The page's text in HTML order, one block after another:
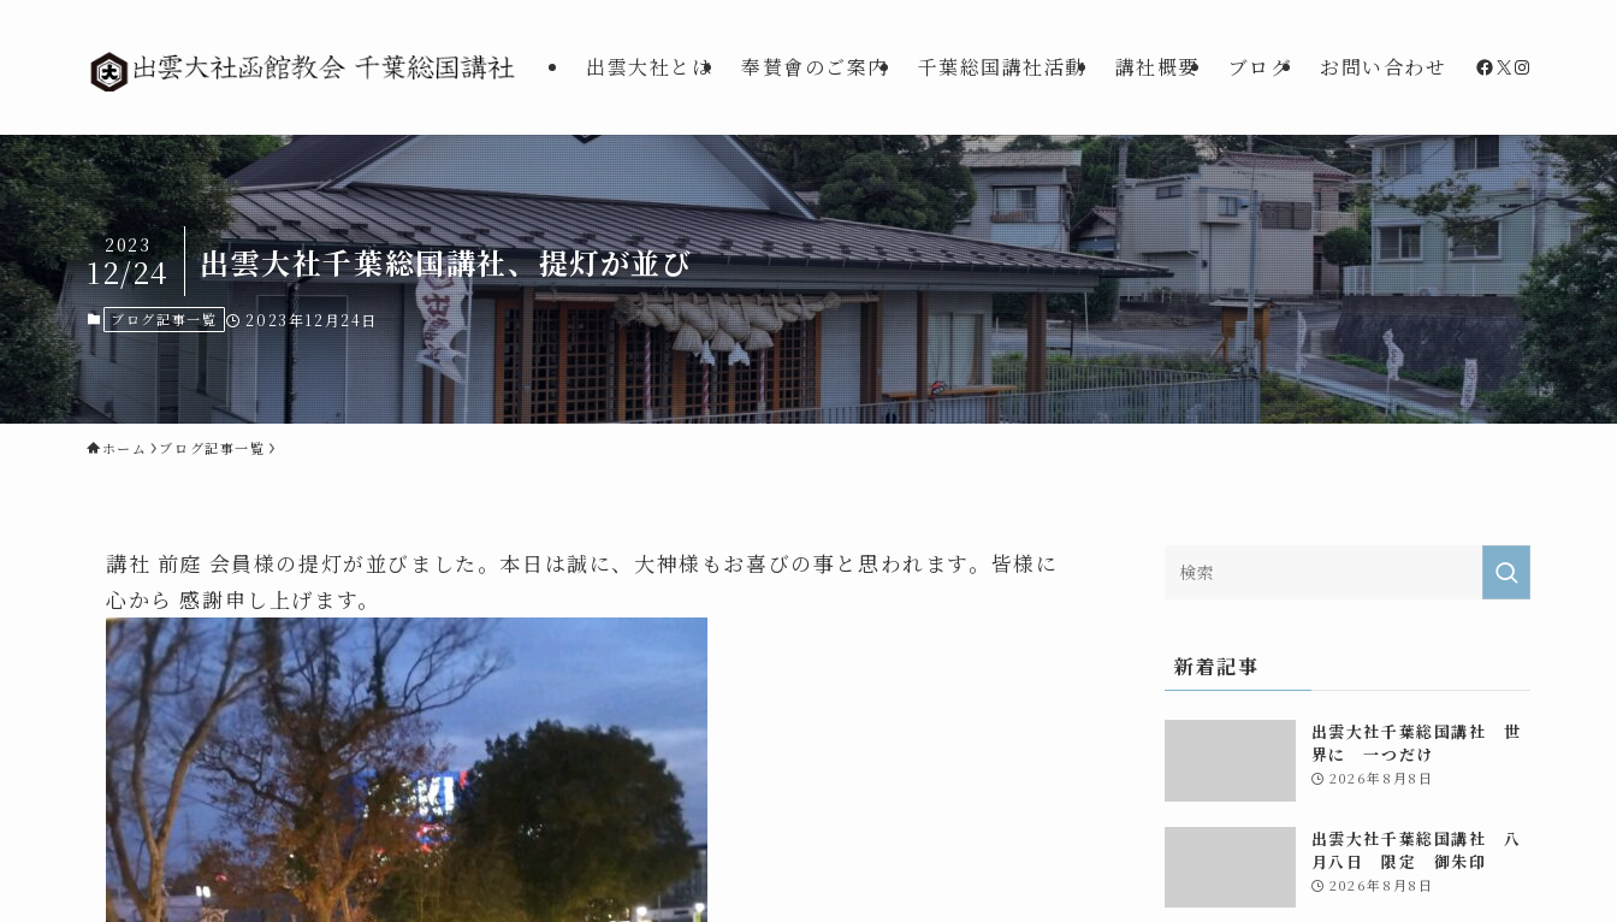
出雲大社とは 奉賛會のご案内 千葉総国講社活動 講社概要 ブログ お問い合わせ Facebook
X
出雲大社千葉総国講社、提灯が並び
2023
12/24
ブログ記事一覧 2023年12月24日
ホーム ブログ記事一覧
講社 前庭 会員様の提灯が並びました。本日は誠に、大神様もお喜びの事と思われます。皆様に
心から 感謝申し上げます。
新着記事
出雲大社千葉総国講社 世
界に 一つだけ
2026年8月8日
出雲大社千葉総国講社 八
月八日 限定 御朱印
2026年8月8日